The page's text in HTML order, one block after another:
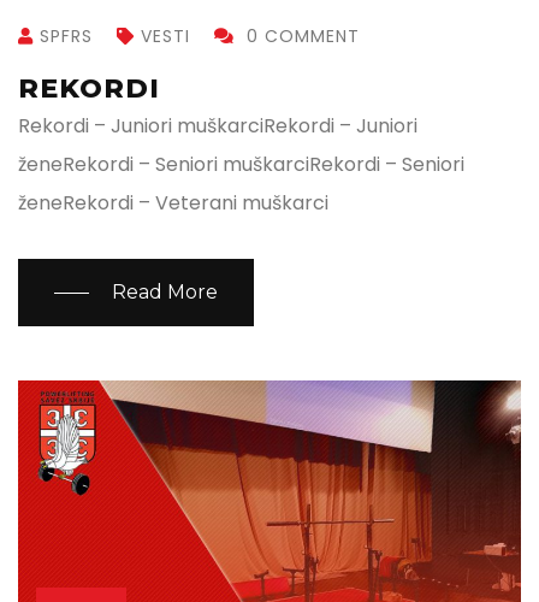
SPFRS VESTI 0 COMMENT
REKORDI
Rekordi – Juniori muškarciRekordi – Juniori
ženeRekordi – Seniori muškarciRekordi – Seniori
ženeRekordi – Veterani muškarci
Read More